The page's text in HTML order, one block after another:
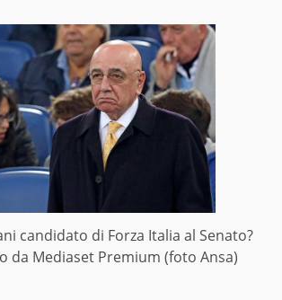
candidato di Forza Italia al Senato?
da Mediaset Premium (foto Ansa)